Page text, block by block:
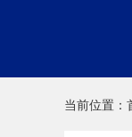
当前位置：